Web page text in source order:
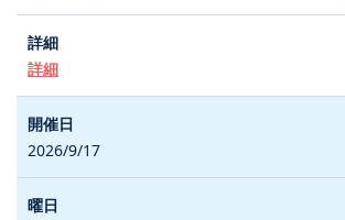
詳細
2026/9/17